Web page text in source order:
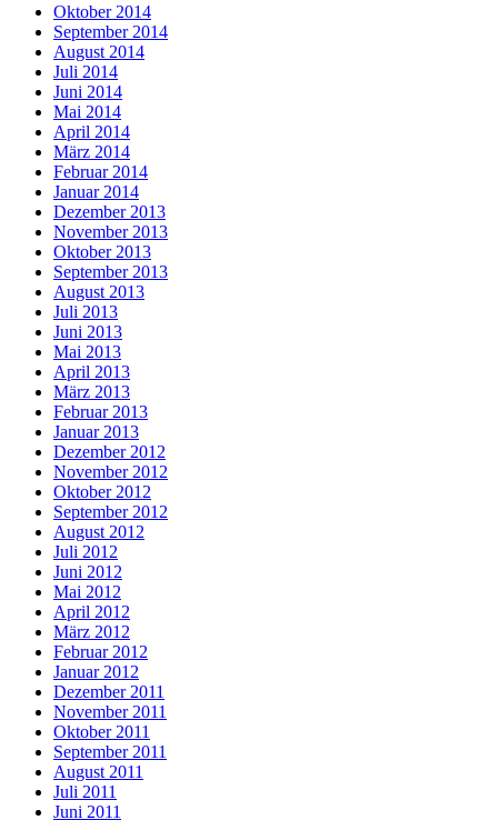
Oktober 2014
September 2014
August 2014
Juli 2014
Juni 2014
Mai 2014
April 2014
März 2014
Februar 2014
Januar 2014
Dezember 2013
November 2013
Oktober 2013
September 2013
August 2013
Juli 2013
Juni 2013
Mai 2013
April 2013
März 2013
Februar 2013
Januar 2013
Dezember 2012
November 2012
Oktober 2012
September 2012
August 2012
Juli 2012
Juni 2012
Mai 2012
April 2012
März 2012
Februar 2012
Januar 2012
Dezember 2011
November 2011
Oktober 2011
September 2011
August 2011
Juli 2011
Juni 2011